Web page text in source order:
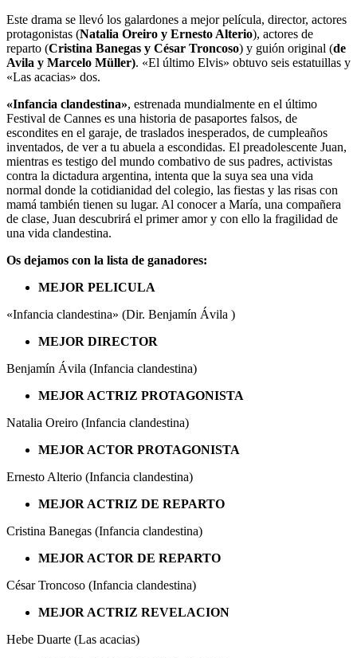
Este drama se llevó los galardones a mejor película, director, actores
protagonistas (Natalia Oreiro y Ernesto Alterio), actores de
reparto (Cristina Banegas y César Troncoso) y guión original (de
Avila y Marcelo Müller). «El último Elvis» obtuvo seis estatuillas y
«Las acacias» dos.
«Infancia clandestina», estrenada mundialmente en el último
Festival de Cannes es una historia de pasaportes falsos, de
escondites en el garaje, de traslados inesperados, de cumpleaños
inventados, de ver a tu abuela a escondidas. El preadolescente Juan,
mientras es testigo del mundo combativo de sus padres, activistas
contra la dictadura argentina, intenta que la suya sea una vida
normal donde la cotidianidad del colegio, las fiestas y las risas con
mamá también tienen su lugar. Al conocer a María, una compañera
de clase, Juan descubrirá el primer amor y con ello la fragilidad de
una vida clandestina.
Os dejamos con la lista de ganadores:
MEJOR PELICULA
«Infancia clandestina» (Dir. Benjamín Ávila )
MEJOR DIRECTOR
Benjamín Ávila (Infancia clandestina)
MEJOR ACTRIZ PROTAGONISTA
Natalia Oreiro (Infancia clandestina)
MEJOR ACTOR PROTAGONISTA
Ernesto Alterio (Infancia clandestina)
MEJOR ACTRIZ DE REPARTO
Cristina Banegas (Infancia clandestina)
MEJOR ACTOR DE REPARTO
César Troncoso (Infancia clandestina)
MEJOR ACTRIZ REVELACION
Hebe Duarte (Las acacias)